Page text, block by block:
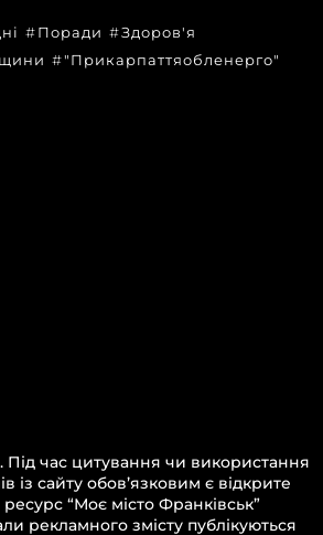
Поради
Здоров'я
"Прикарпаттяобленерго"
Під час цитування чи використання
із сайту обов’язковим є відкрите
“Моє місто Франківськ”
рекламного змісту публікуються